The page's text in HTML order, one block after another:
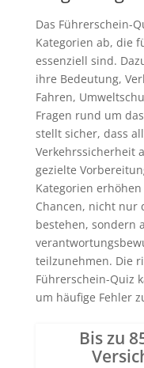
Das Führerschein-
Kategorien ab, die
essenziell sind.
ihre Bedeutung,
Fahren,
Fragen rund um
stellt sicher, dass
Verkehrssicherheit
gezielte
Kategorien
Chancen, nicht nur
bestehen, sondern
teilzunehmen. Die
Führerschein-Quiz
um häufige Fehler
Bis zu